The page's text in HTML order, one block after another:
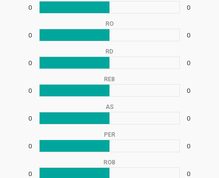
0 0
RO
0 0
RD
0 0
REB
0 0
AS
0 0
PER
0 0
ROB
0 0